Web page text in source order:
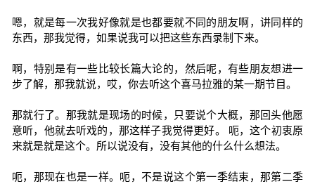
嗯，就是每一次我好像就是也都要就不同的朋友啊，讲同样的
东西，那我觉得，如果说我可以把这些东西录制下来。
啊，特别是有一些比较长篇大论的，然后呢，有些朋友想进一
步了解，那我就说，哎，你去听这个喜马拉雅的某一期节目。
那就行了。那我就是现场的时候，只要说个大概，那回头他愿
意听，他就去听戏的，那这样子我觉得更好。 呃，这个初衷原
来就是就是这个。所以说没有，没有其他的什么什么想法。
呃，那现在也是一样。呃，不是说这个第一季结束，那第二季